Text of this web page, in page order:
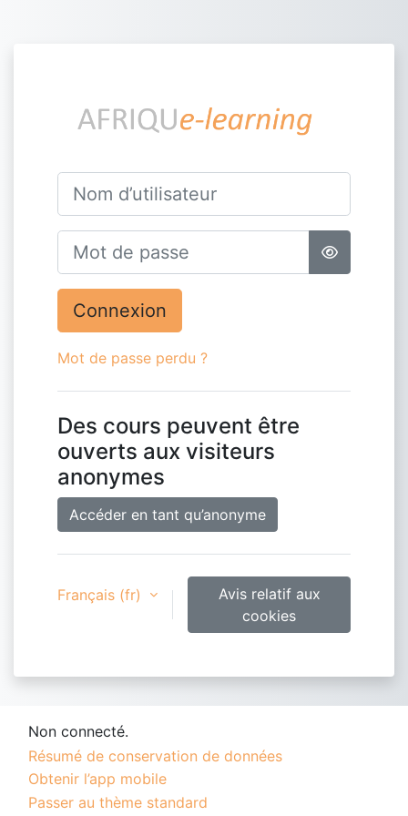
Connexion à
Connexion
Mot de passe perdu ?
Des cours peuvent être
ouverts aux visiteurs
anonymes
Accéder en tant qu’anonyme
Français ‎(fr)‎
Avis relatif aux
cookies
Non connecté.
Résumé de conservation de données
Obtenir l’app mobile
Passer au thème standard